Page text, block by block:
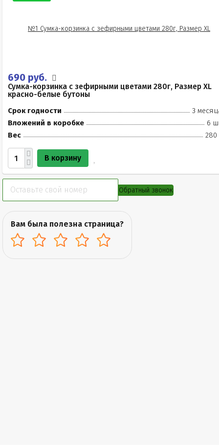
690 руб.
Сумка-корзинка с зефирными цветами 280г, Размер XL
красно-белые бутоны
Срок годности
3
Вложений в коробке
6
Вес
280
В корзину
Обратный звонок
Вам была полезна страница?